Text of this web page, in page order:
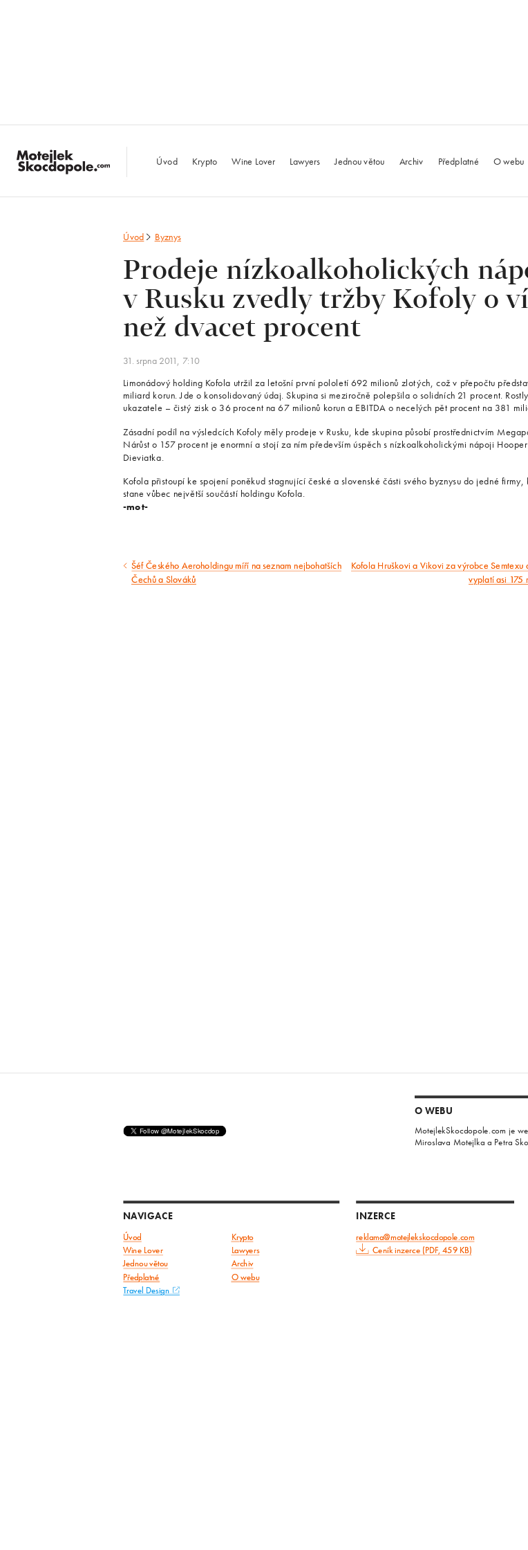
MotejlekSkocdopole.com
Úvod Krypto Wine Lover Lawyers Jednou větou Archiv Předplatné O webu
Úvod Byznys
Prodeje nízkoalkoholických
v Rusku zvedly tržby Kofoly o
než dvacet procent
31. srpna 2011, 7:10
Limonádový holding Kofola utržil za letošní první pololetí 692 milionů zlotých, což v přepočtu
miliard korun. Jde o konsolidovaný údaj. Skupina si meziročně polepšila o solidních 21 procent.
ukazatele – čistý zisk o 36 procent na 67 milionů korun a EBITDA o necelých pět procent na 381
Zásadní podíl na výsledcích Kofoly měly prodeje v Rusku, kde skupina působí prostřednictvím
Nárůst o 157 procent je enormní a stojí za ním především úspěch s nízkoalkoholickými nápoji
Dieviatka.
Kofola přistoupí ke spojení poněkud stagnující české a slovenské části svého byznysu do jedné firmy,
stane vůbec největší součástí holdingu Kofola.
-mot-
Předcházející
Šéf Českého Aeroholdingu míří na seznam nejbohatších
Čechů a Slováků
Následující
Kofola Hruškovi a Vikovi za výrobce Semtexu
vyplatí asi 175
O WEBU
MotejlekSkocdopole.com je
Miroslava Motejlka a Petra
NAVIGACE
Úvod Krypto
Wine Lover
Lawyers
Jednou větou
Archiv
Předplatné O webu
Travel Design
INZERCE
reklama@motejlekskocdopole.com
Ceník inzerce (PDF, 459 KB)